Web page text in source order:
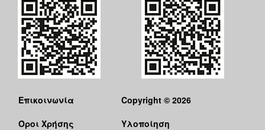
Επικοινωνία
Όροι Χρήσης
Copyright © 2026
Υλοποίηση